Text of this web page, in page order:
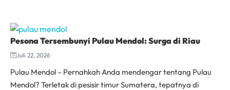
Pesona Tersembunyi Pulau Mendol: Surga di Riau
Juli 22, 2026
Pulau Mendol – Pernahkah Anda mendengar tentang Pulau
Mendol? Terletak di pesisir timur Sumatera, tepatnya di